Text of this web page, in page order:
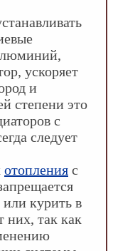
ускоряет
и
степени это
с
следует
отопления с
курить в
них, так как